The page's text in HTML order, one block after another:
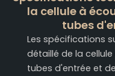
la cellule à
tubes
Les spécifications
détaillé de la
tubes d'entrée et